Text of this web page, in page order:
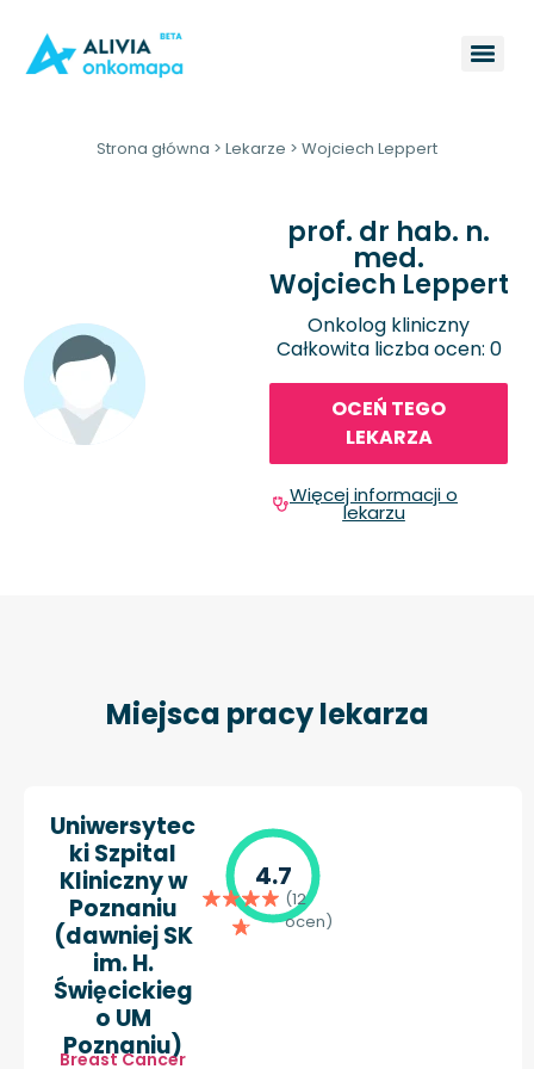
Strona główna > Lekarze > Wojciech Leppert
prof. dr hab. n.
med.
Wojciech Leppert
Onkolog kliniczny
Całkowita liczba ocen: 0
OCEŃ TEGO
LEKARZA
Więcej informacji o
lekarzu
Miejsca pracy lekarza
Uniwersytec
ki Szpital
Kliniczny w
Poznaniu
(dawniej SK
im. H.
Święcickieg
o UM
Poznaniu)
Breast Cancer
4.7
(12
ocen)